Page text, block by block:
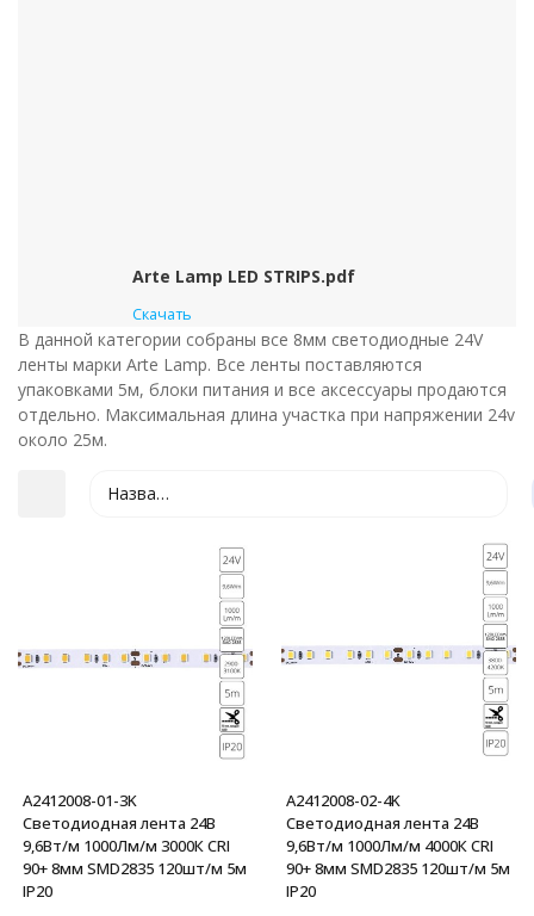
Arte Lamp LED STRIPS.pdf
Скачать
В данной категории собраны все 8мм светодиодные 24V
ленты марки Arte Lamp. Все ленты поставляются
упаковками 5м, блоки питания и все аксессуары продаются
отдельно. Максимальная длина участка при напряжении 24v
около 25м.
Название
покупателей
A2412008-01-3K
Светодиодная лента 24В
9,6Вт/м 1000Лм/м 3000К CRI
90+ 8мм SMD2835 120шт/м 5м
IP20
A2412008-02-4K
Светодиодная лента 24В
9,6Вт/м 1000Лм/м 4000К CRI
90+ 8мм SMD2835 120шт/м 5м
IP20